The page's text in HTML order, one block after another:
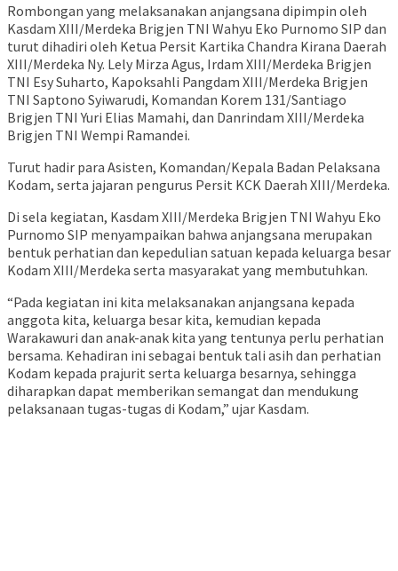
Rombongan yang melaksanakan anjangsana dipimpin oleh
Kasdam XIII/Merdeka Brigjen TNI Wahyu Eko Purnomo SIP dan
turut dihadiri oleh Ketua Persit Kartika Chandra Kirana Daerah
XIII/Merdeka Ny. Lely Mirza Agus, Irdam XIII/Merdeka Brigjen
TNI Esy Suharto, Kapoksahli Pangdam XIII/Merdeka Brigjen
TNI Saptono Syiwarudi, Komandan Korem 131/Santiago
Brigjen TNI Yuri Elias Mamahi, dan Danrindam XIII/Merdeka
Brigjen TNI Wempi Ramandei.
Turut hadir para Asisten, Komandan/Kepala Badan Pelaksana
Kodam, serta jajaran pengurus Persit KCK Daerah XIII/Merdeka.
Di sela kegiatan, Kasdam XIII/Merdeka Brigjen TNI Wahyu Eko
Purnomo SIP menyampaikan bahwa anjangsana merupakan
bentuk perhatian dan kepedulian satuan kepada keluarga besar
Kodam XIII/Merdeka serta masyarakat yang membutuhkan.
“Pada kegiatan ini kita melaksanakan anjangsana kepada
anggota kita, keluarga besar kita, kemudian kepada
Warakawuri dan anak-anak kita yang tentunya perlu perhatian
bersama. Kehadiran ini sebagai bentuk tali asih dan perhatian
Kodam kepada prajurit serta keluarga besarnya, sehingga
diharapkan dapat memberikan semangat dan mendukung
pelaksanaan tugas-tugas di Kodam,” ujar Kasdam.